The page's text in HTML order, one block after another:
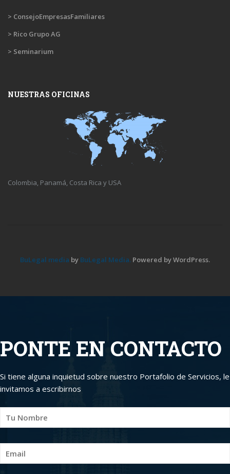
> ConsejoEmpresasFamiliares
> Rico Grupo AG
> Seminarium
NUESTRAS OFICINAS
Colombia, Panamá, Costa Rica y USA
BuLegal media by BuLegal Media. Powered by WordPress.
PONTE EN CONTACTO
Si tiene alguna inquietud sobre nuestro Portafolio de Servicios, le
invitamos a escribirnos